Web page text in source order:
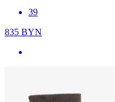
39
835 BYN